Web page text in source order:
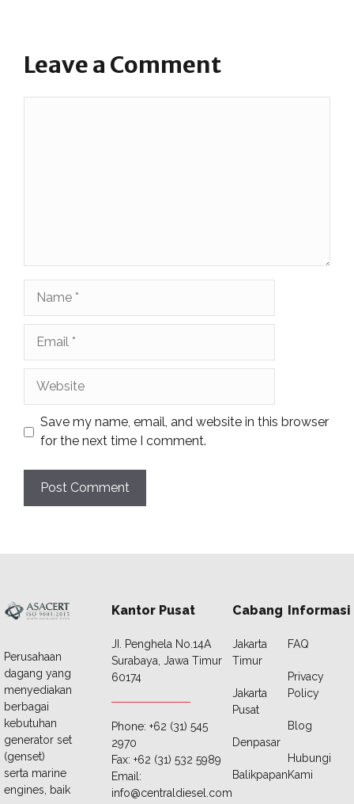
Leave a Comment
Save my name, email, and website in this browser
for the next time I comment.
Perusahaan
dagang yang
menyediakan
berbagai
kebutuhan
generator set
(genset)
serta marine
engines, baik
Kantor Pusat
JI. Penghela No.14A
Surabaya, Jawa Timur
60174
Phone: +62 (31) 545
2970
Fax: +62 (31) 532 5989
Email:
info@centraldiesel.com
Cabang
Jakarta
Timur
Jakarta
Pusat
Denpasar
Balikpapan
Informasi
FAQ
Privacy
Policy
Blog
Hubungi
Kami